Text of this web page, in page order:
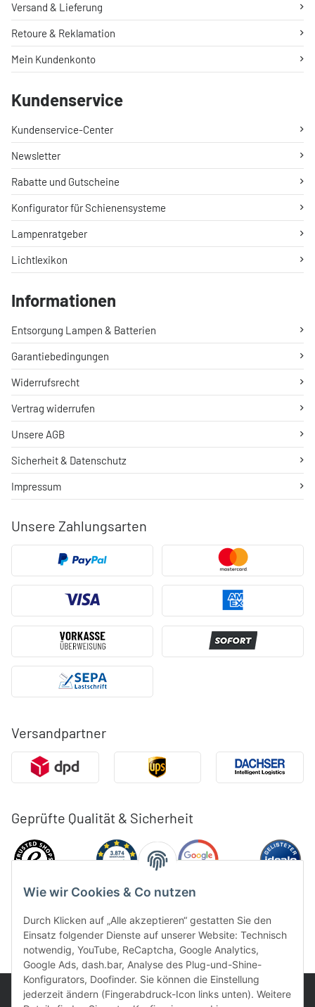
Wie wir Cookies & Co nutzen
Durch Klicken auf „Alle akzeptieren“ gestatten Sie den
Einsatz folgender Dienste auf unserer Website: Technisch
notwendig, YouTube, ReCaptcha, Google Analytics,
Google Ads, dash.bar, Analyse des Plug-und-Shine-
Konfigurators, Doofinder. Sie können die Einstellung
jederzeit ändern (Fingerabdruck-Icon links unten). Weitere
Unsere Zahlungsarten
Versandpartner
Geprüfte Qualität & Sicherheit
Versand & Lieferung
Retoure & Reklamation
Mein Kundenkonto
Kundenservice
Kundenservice-Center
Newsletter
Rabatte und Gutscheine
Konfigurator für Schienensysteme
Lampenratgeber
Lichtlexikon
Informationen
Entsorgung Lampen & Batterien
Garantiebedingungen
Widerrufsrecht
Vertrag widerrufen
Unsere AGB
Sicherheit & Datenschutz
Impressum